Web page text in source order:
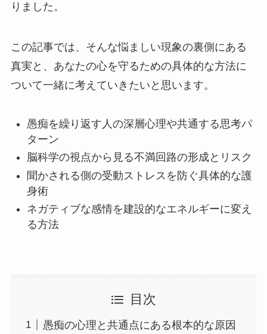
りました。
この記事では、そんな悩ましい現象の裏側にある
真実と、あなたの心を守るための具体的な方法に
ついて一緒に考えていきたいと思います。
愚痴を繰り返す人の深層心理や共通する思考パ
ターン
脳科学の視点から見る不満回路の形成とリスク
聞かされる側の受動ストレスを防ぐ具体的な護
身術
ネガティブな感情を建設的なエネルギーに変え
る方法
目次
愚痴の心理と共通点にある根本的な原因